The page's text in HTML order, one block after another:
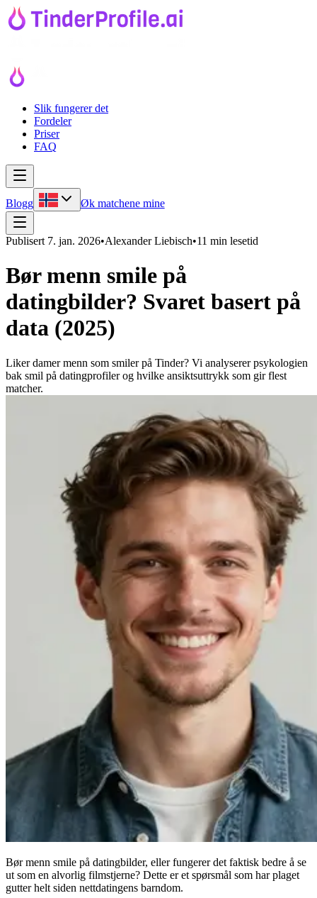
Slik fungerer det
Fordeler
Priser
FAQ
Blogg Øk matchene mine
Publisert 7. jan. 2026•Alexander Liebisch•11 min lesetid
Bør menn smile på
datingbilder? Svaret basert på
data (2025)
Liker damer menn som smiler på Tinder? Vi analyserer psykologien
bak smil på datingprofiler og hvilke ansiktsuttrykk som gir flest
matcher.
Bør menn smile på datingbilder, eller fungerer det faktisk bedre å se
ut som en alvorlig filmstjerne? Dette er et spørsmål som har plaget
gutter helt siden nettdatingens barndom.